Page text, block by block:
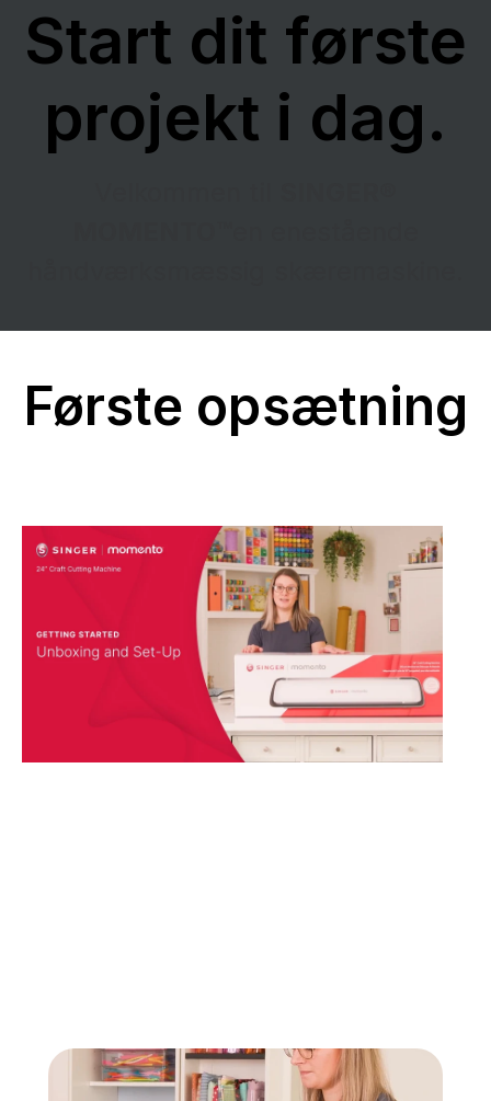
Start dit første
projekt i dag.
Første opsætning